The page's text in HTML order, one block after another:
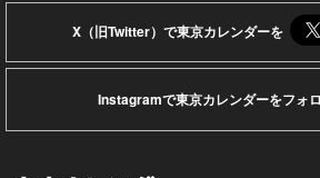
X（旧Twitter）で東京カレンダーを
Instagramで東京カレンダーをフォ